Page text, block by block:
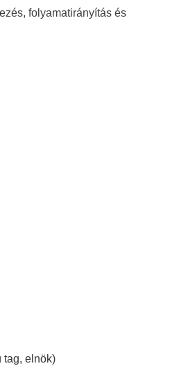
folyamatirányítás és
tag, elnök)